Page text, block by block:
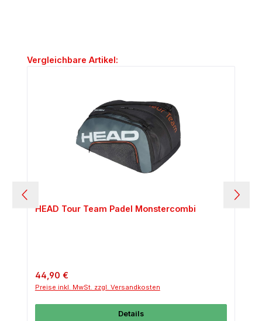
Produktgalerie überspringen
Vergleichbare Artikel:
HEAD Tour Team Padel Monstercombi
Regulärer Preis:
44,90 €
Preise inkl. MwSt. zzgl. Versandkosten
Details